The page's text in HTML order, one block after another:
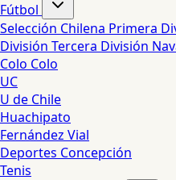
Fútbol
Selección Chilena Primera
División Tercera División
Colo Colo
UC
U de Chile
Huachipato
Fernández Vial
Deportes Concepción
Tenis